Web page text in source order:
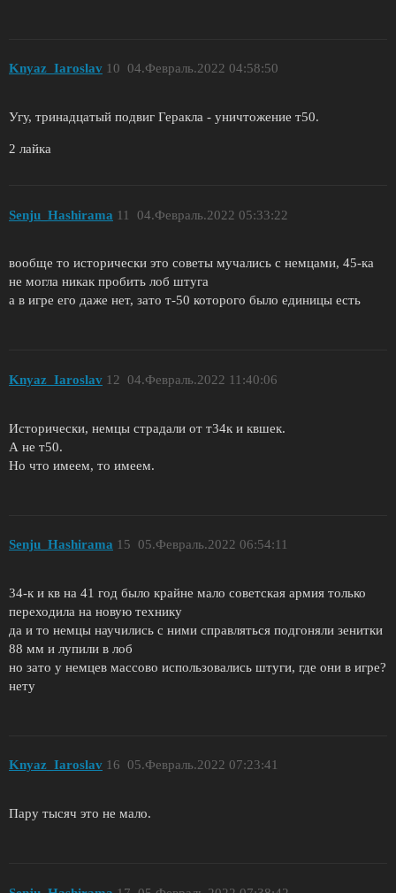
Knyaz_Iaroslav 04.Февраль.2022 04:58:50
10
Угу, тринадцатый подвиг Геракла - уничтожение т50.
2 лайка
Senju_Hashirama 04.Февраль.2022 05:33:22
11
вообще то исторически это советы мучались с немцами, 45-ка
не могла никак пробить лоб штуга
а в игре его даже нет, зато т-50 которого было единицы есть
Knyaz_Iaroslav 04.Февраль.2022 11:40:06
12
Исторически, немцы страдали от т34к и квшек.
А не т50.
Но что имеем, то имеем.
Senju_Hashirama 05.Февраль.2022 06:54:11
15
34-к и кв на 41 год было крайне мало советская армия только
переходила на новую технику
да и то немцы научились с ними справляться подгоняли зенитки
88 мм и лупили в лоб
но зато у немцев массово использовались штуги, где они в игре?
нету
Knyaz_Iaroslav 05.Февраль.2022 07:23:41
16
Пару тысяч это не мало.